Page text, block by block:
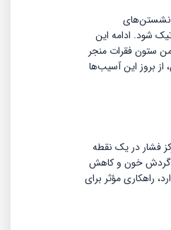
نشستن‌های
شود. ادامه این
ستون فقرات منجر
بروز این آسیب‌ها
فشار در یک نقطه
گردش خون و کاهش
راهکاری مؤثر برای